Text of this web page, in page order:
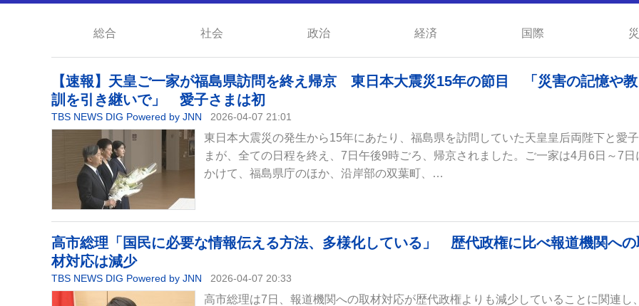
総合 社会 政治 経済 国際
【速報】天皇ご一家が福島県訪問を終え帰京 東日本大震災15年の節目 「災害の記憶や教
訓を引き継いで」 愛子さまは初
TBS NEWS DIG Powered by JNN 2026-04-07 21:01
東日本大震災の発生から15年にあたり、福島県を訪問していた天皇皇后両陛下と愛子
まが、全ての日程を終え、7日午後9時ごろ、帰京されました。ご一家は4月6日～7日
かけて、福島県庁のほか、沿岸部の双葉町、…
高市総理「国民に必要な情報伝える方法、多様化している」 歴代政権に比べ報道機関への
材対応は減少
TBS NEWS DIG Powered by JNN 2026-04-07 20:33
高市総理は7日、報道機関への取材対応が歴代政権よりも減少していることに関連し、